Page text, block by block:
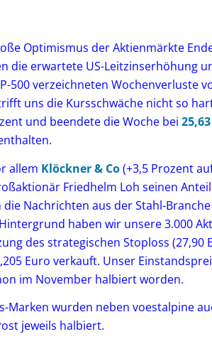
Optimismus der Aktienmärkte
die erwartete US-Leitzinserhöhung
500 verzeichneten Wochenverluste
uns die Kursschwäche nicht so
und beendete die Woche bei
allem Klöckner & Co(+3,5 Prozent
Friedhelm Loh seinen
Nachrichten aus der Stahl-
haben wir unsere 3.000
des strategischen Stoploss (27,90
Euro verkauft. Unser
im November halbiert worden.
Marken wurden neben voestalpine
jeweils halbiert.